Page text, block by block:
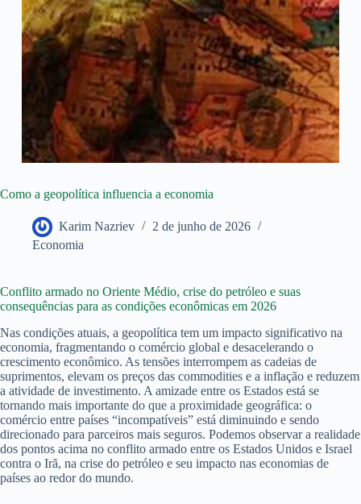
Como a geopolítica influencia a economia
Karim Nazriev
2 de junho de 2026
Economia
Conflito armado no Oriente Médio, crise do petróleo e suas
consequências para as condições econômicas em 2026
Nas condições atuais, a geopolítica tem um impacto significativo na
economia, fragmentando o comércio global e desacelerando o
crescimento econômico. As tensões interrompem as cadeias de
suprimentos, elevam os preços das commodities e a inflação e reduzem
a atividade de investimento. A amizade entre os Estados está se
tornando mais importante do que a proximidade geográfica: o
comércio entre países “incompatíveis” está diminuindo e sendo
direcionado para parceiros mais seguros. Podemos observar a realidade
dos pontos acima no conflito armado entre os Estados Unidos e Israel
contra o Irã, na crise do petróleo e seu impacto nas economias de
países ao redor do mundo.